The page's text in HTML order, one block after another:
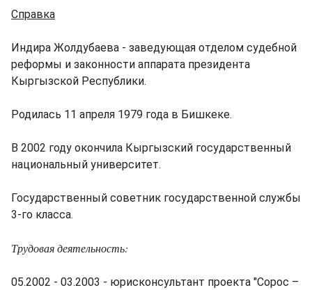
Справка
Индира Жолдубаева - заведующая отделом судебной
реформы и законности аппарата президента
Кыргызской Республики.
Родилась 11 апреля 1979 года в Бишкеке.
В 2002 году окончила Кыргызский государственный
национальный университет.
Государственный советник государственной службы
3-го класса.
Трудовая деятельность:
05.2002 - 03.2003 - юрисконсультант проекта "Сорос –